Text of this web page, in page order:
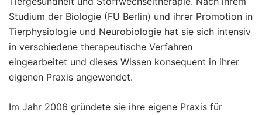
Studium der Biologie (FU Berlin) und ihrer Promotion in
Tierphysiologie und Neurobiologie hat sie sich intensiv
in verschiedene therapeutische Verfahren
eingearbeitet und dieses Wissen konsequent in ihrer
eigenen Praxis angewendet.
Im Jahr 2006 gründete sie ihre eigene Praxis für